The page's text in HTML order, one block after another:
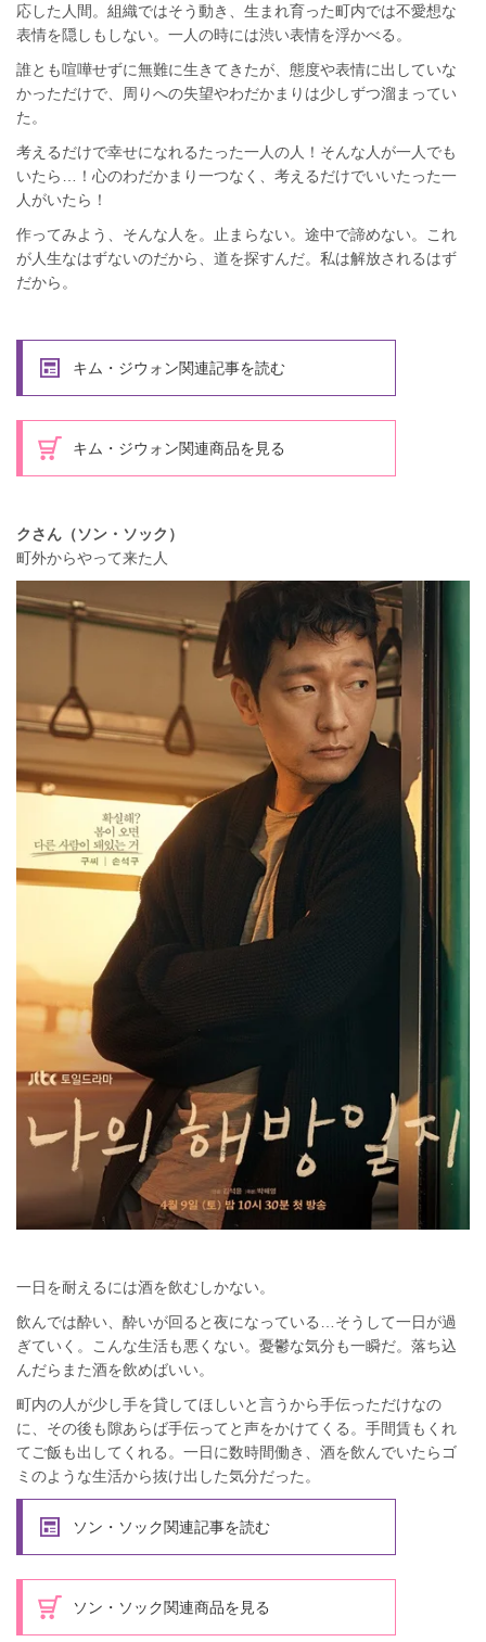
応した人間。組織ではそう動き、生まれ育った町内では不愛想な
表情を隠しもしない。一人の時には渋い表情を浮かべる。
誰とも喧嘩せずに無難に生きてきたが、態度や表情に出していな
かっただけで、周りへの失望やわだかまりは少しずつ溜まってい
た。
考えるだけで幸せになれるたった一人の人！そんな人が一人でも
いたら…！心のわだかまり一つなく、考えるだけでいいたった一
人がいたら！
作ってみよう、そんな人を。止まらない。途中で諦めない。これ
が人生なはずないのだから、道を探すんだ。私は解放されるはず
だから。
キム・ジウォン関連記事を読む
キム・ジウォン関連商品を見る
クさん（ソン・ソック）
町外からやって来た人
一日を耐えるには酒を飲むしかない。
飲んでは酔い、酔いが回ると夜になっている…そうして一日が過
ぎていく。こんな生活も悪くない。憂鬱な気分も一瞬だ。落ち込
んだらまた酒を飲めばいい。
町内の人が少し手を貸してほしいと言うから手伝っただけなの
に、その後も隙あらば手伝ってと声をかけてくる。手間賃もくれ
てご飯も出してくれる。一日に数時間働き、酒を飲んでいたらゴ
ミのような生活から抜け出した気分だった。
ソン・ソック関連記事を読む
ソン・ソック関連商品を見る